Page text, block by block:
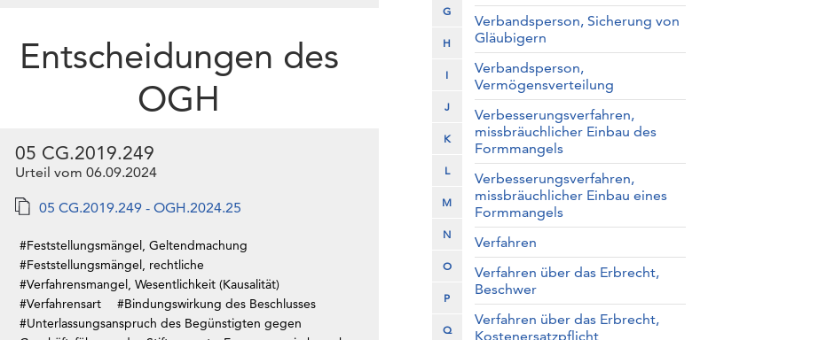
Entscheidungen des
OGH
05 CG.2019.249
Urteil vom 06.09.2024
05 CG.2019.249 - OGH.2024.25
#Feststellungsmängel, Geltendmachung
#Feststellungsmängel, rechtliche
#Verfahrensmangel, Wesentlichkeit (Kausalität)
#Verfahrensart
#Bindungswirkung des Beschlusses
#Unterlassungsanspruch des Begünstigten gegen
G
H
I
J
K
L
M
N
O
P
Q
Verbandsperson, Sicherung von
Gläubigern
Verbandsperson,
Vermögensverteilung
Verbesserungsverfahren,
missbräuchlicher Einbau des
Formmangels
Verbesserungsverfahren,
missbräuchlicher Einbau eines
Formmangels
Verfahren
Verfahren über das Erbrecht,
Beschwer
Verfahren über das Erbrecht,
Kostenersatzpflicht